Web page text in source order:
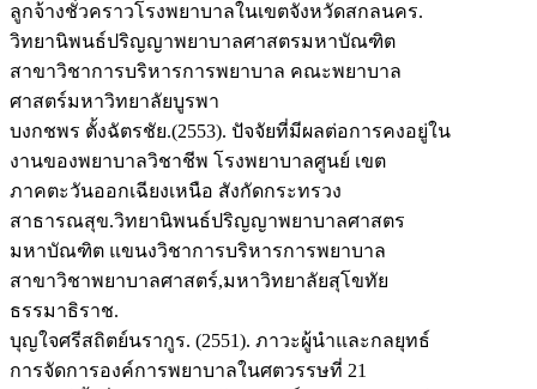
ลูกจ้างชั่วคราวโรงพยาบาลในเขตจังหวัดสกลนคร.
วิทยานิพนธ์ปริญญาพยาบาลศาสตรมหาบัณฑิต
สาขาวิชาการบริหารการพยาบาล คณะพยาบาล
ศาสตร์มหาวิทยาลัยบูรพา
บงกชพร ตั้งฉัตรชัย.(2553). ปัจจัยที่มีผลต่อการคงอยู่ใน
งานของพยาบาลวิชาชีพ โรงพยาบาลศูนย์ เขต
ภาคตะวันออกเฉียงเหนือ สังกัดกระทรวง
สาธารณสุข.วิทยานิพนธ์ปริญญาพยาบาลศาสตร
มหาบัณฑิต แขนงวิชาการบริหารการพยาบาล
สาขาวิชาพยาบาลศาสตร์,มหาวิทยาลัยสุโขทัย
ธรรมาธิราช.
บุญใจศรีสถิตย์นรากูร. (2551). ภาวะผู้นำและกลยุทธ์
การจัดการองค์การพยาบาลในศตวรรษที่ 21